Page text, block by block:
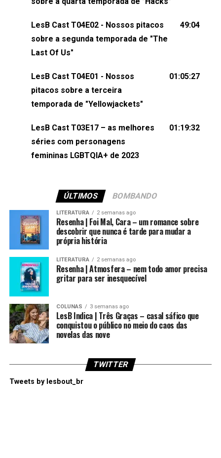
nos envie uma mensagem pelas redes sociais ou
esqueça de visitar nosso site e também redes
sociais:Twitter: ⁠⁠⁠⁠@lesbout_br⁠⁠⁠⁠ Instagram: ⁠⁠⁠⁠@lesbout_br⁠⁠⁠⁠
(⁠⁠⁠⁠⁠⁠@KarolenPassos⁠⁠⁠⁠⁠⁠)Participação de Bruna Fentanes
(⁠⁠⁠⁠@brunarfentanes⁠⁠⁠⁠) e Pollyelly FlorêncioEdição de
Naiady Machado
LesB Cast T04E02 - Nossos pitacos
sobre a segunda temporada de "The
Last Of Us"
49:04
LesB Cast T04E01 - Nossos
pitacos sobre a terceira
temporada de "Yellowjackets"
01:05:27
LesB Cast T03E17 – as melhores
séries com personagens
femininas LGBTQIA+ de 2023
01:19:32
ÚLTIMOS BOMBANDO
LITERATURA 2 semanas ago
Resenha | Foi Mal, Cara – um romance sobre
descobrir que nunca é tarde para mudar a
própria história
LITERATURA 2 semanas ago
Resenha | Atmosfera – nem todo amor precisa
gritar para ser inesquecível
COLUNAS 3 semanas ago
LesB Indica | Três Graças – casal sáfico que
conquistou o público no meio do caos das
novelas das nove
TWITTER
Tweets by lesbout_br